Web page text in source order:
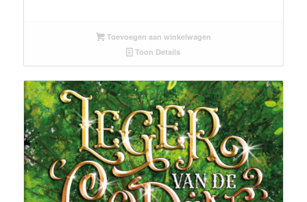
Toevoegen aan winkelwagen
Toon Details